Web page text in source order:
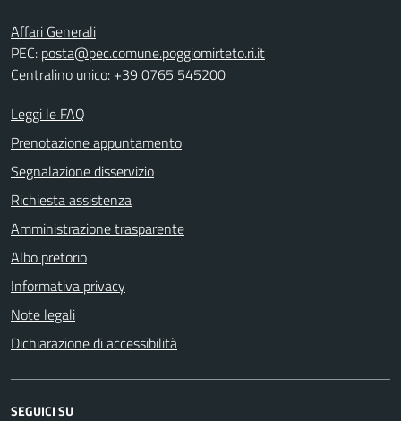
Affari Generali
PEC: posta@pec.comune.poggiomirteto.ri.it
Centralino unico: +39 0765 545200
Leggi le FAQ
Prenotazione appuntamento
Segnalazione disservizio
Richiesta assistenza
Amministrazione trasparente
Albo pretorio
Informativa privacy
Note legali
Dichiarazione di accessibilità
SEGUICI SU